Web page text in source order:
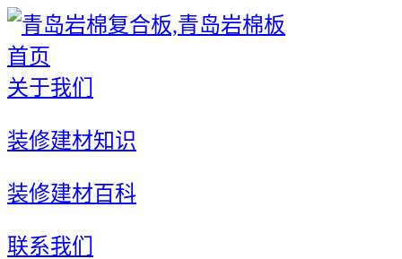
首页
关于我们
装修建材知识
装修建材百科
联系我们